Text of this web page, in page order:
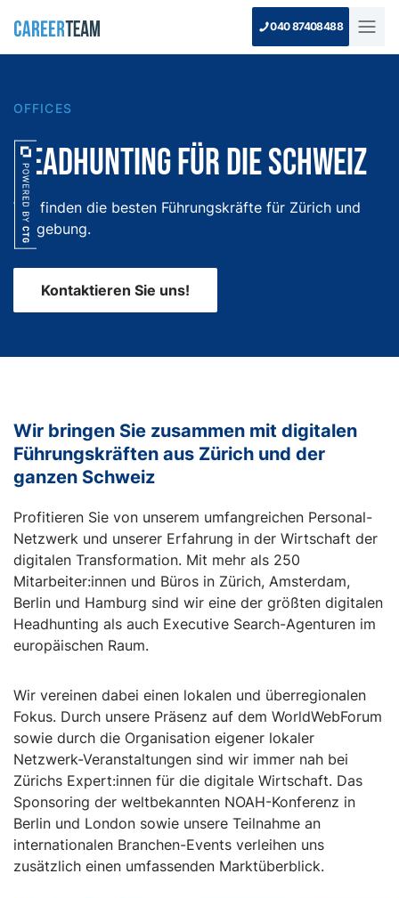
040 87408488
OFFICES
Headhunting für die Schweiz
Wir finden die besten Führungskräfte für Zürich und
Umgebung.
Kontaktieren Sie uns!
Wir bringen Sie zusammen mit digitalen
Führungskräften aus Zürich und der
ganzen Schweiz
Profitieren Sie von unserem umfangreichen Personal-
Netzwerk und unserer Erfahrung in der Wirtschaft der
digitalen Transformation. Mit mehr als 250
Mitarbeiter:innen und Büros in Zürich, Amsterdam,
Berlin und Hamburg sind wir eine der größten digitalen
Headhunting als auch Executive Search-Agenturen im
europäischen Raum.
Wir vereinen dabei einen lokalen und überregionalen
Fokus. Durch unsere Präsenz auf dem WorldWebForum
sowie durch die Organisation eigener lokaler
Netzwerk-Veranstaltungen sind wir immer nah bei
Zürichs Expert:innen für die digitale Wirtschaft. Das
Sponsoring der weltbekannten NOAH-Konferenz in
Berlin und London sowie unsere Teilnahme an
internationalen Branchen-Events verleihen uns
zusätzlich einen umfassenden Marktüberblick.